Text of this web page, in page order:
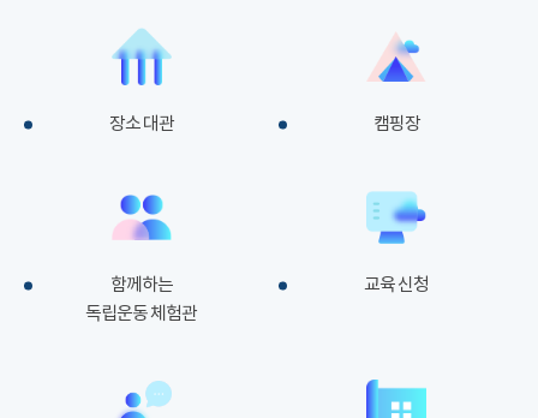
장소 대관 캠핑장
함께하는
독립운동 체험관
교육 신청